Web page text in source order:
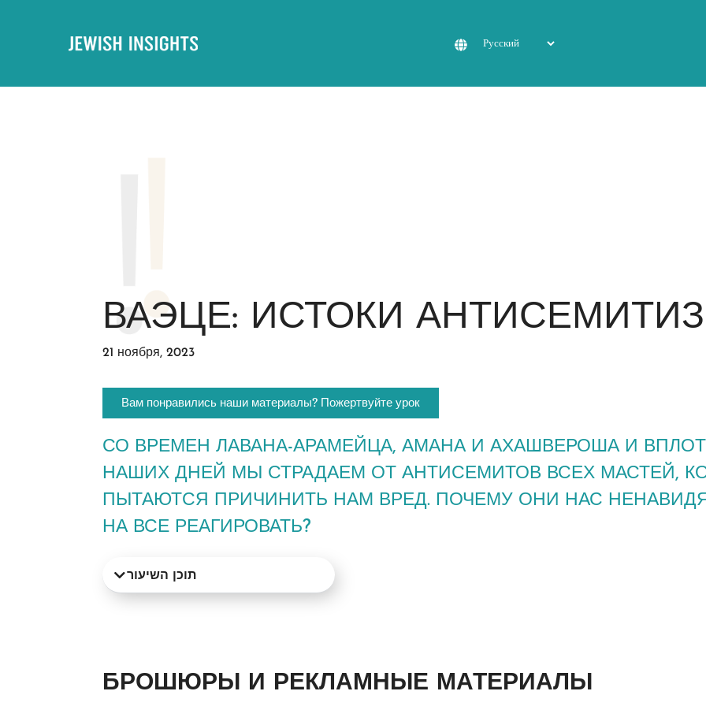
ВАЭЦЕ: ИСТОКИ
21 ноября, 2023
Вам понравились наши материалы? Пожертвуйте урок
СО ВРЕМЕН ЛАВАНА-АРАМЕЙЦА, АМАНА И АХАШВЕРОША И
НАШИХ ДНЕЙ МЫ СТРАДАЕМ ОТ АНТИСЕМИТОВ ВСЕХ МАСТЕЙ,
ПЫТАЮТСЯ ПРИЧИНИТЬ НАМ ВРЕД. ПОЧЕМУ ОНИ НАС
НА ВСЕ РЕАГИРОВАТЬ?
תוכן השיעור
БРОШЮРЫ И РЕКЛАМНЫЕ МАТЕРИАЛЫ